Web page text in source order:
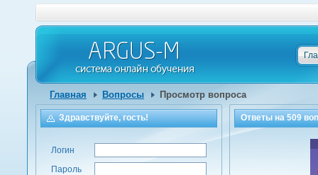
Главная Вопросы Просмотр вопроса
Ответы на509
Здравствуйте, гость!
Логин
Пароль